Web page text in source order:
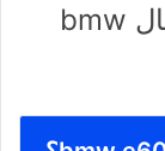
أبرز الأسئلة الشائعة حول أعطال bmw